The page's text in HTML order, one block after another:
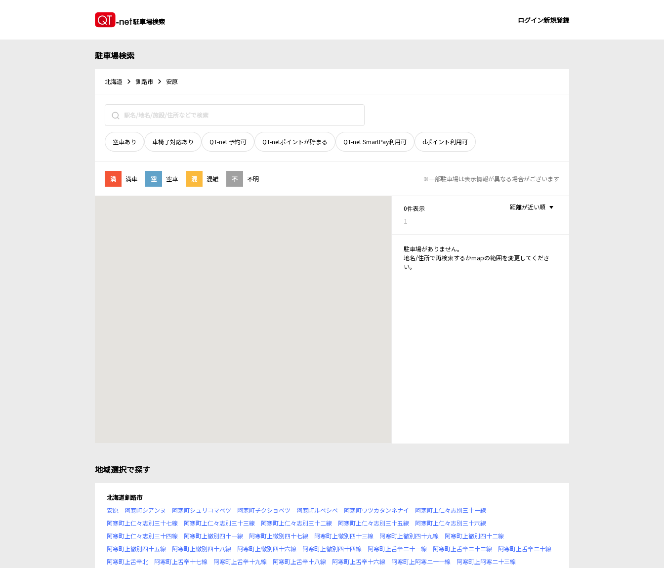
駐車場検索 ログイン新規登録
駐車場検索
北海道 釧路市 安原
空車あり 車椅子対応あり QT-net 予約可 QT-netポイントが貯まる QT-net SmartPay利用可 dポイント利用可
満 満車 空 空車 混 混雑 不 不明 ※一部駐車場は表示情報が異なる場合がございます
0件表示
1
距離が近い順
駐車場がありません。
地名/住所で再検索するかmapの範囲を変更してくださ
い。
地域選択で探す
北海道釧路市
安原
阿寒町シアンヌ 阿寒町シュリコマベツ 阿寒町チクショベツ 阿寒町ルベシベ 阿寒町ワツカタンネナイ
阿寒町上仁々志別三十一線
阿寒町上仁々志別三十七線
阿寒町上仁々志別三十三線 阿寒町上仁々志別三十二線 阿寒町上仁々志別三十五線
阿寒町上仁々志別三十六線
阿寒町上仁々志別三十四線
阿寒町上徹別四十一線 阿寒町上徹別四十七線 阿寒町上徹別四十三線 阿寒町上徹別四十九線
阿寒町上徹別四十二線
阿寒町上徹別四十五線
阿寒町上徹別四十八線 阿寒町上徹別四十六線 阿寒町上徹別四十四線 阿寒町上舌辛二十一線 阿寒町上舌辛二十二線
阿寒町上舌辛二十線
阿寒町上舌辛北
阿寒町上舌辛十七線 阿寒町上舌辛十九線 阿寒町上舌辛十八線 阿寒町上舌辛十六線 阿寒町上阿寒二十一線
阿寒町上阿寒二十三線